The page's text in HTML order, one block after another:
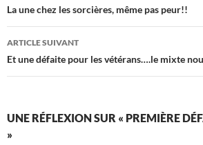
des
articles
La une chez les sorcières, même pas peur!!
ARTICLE SUIVANT
Et une défaite pour les vétérans….le mixte
UNE RÉFLEXION SUR « PREMIÈRE
»